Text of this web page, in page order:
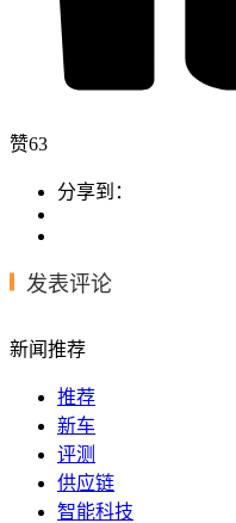
赞63
分享到：
发表评论
新闻推荐
推荐
新车
评测
供应链
智能科技